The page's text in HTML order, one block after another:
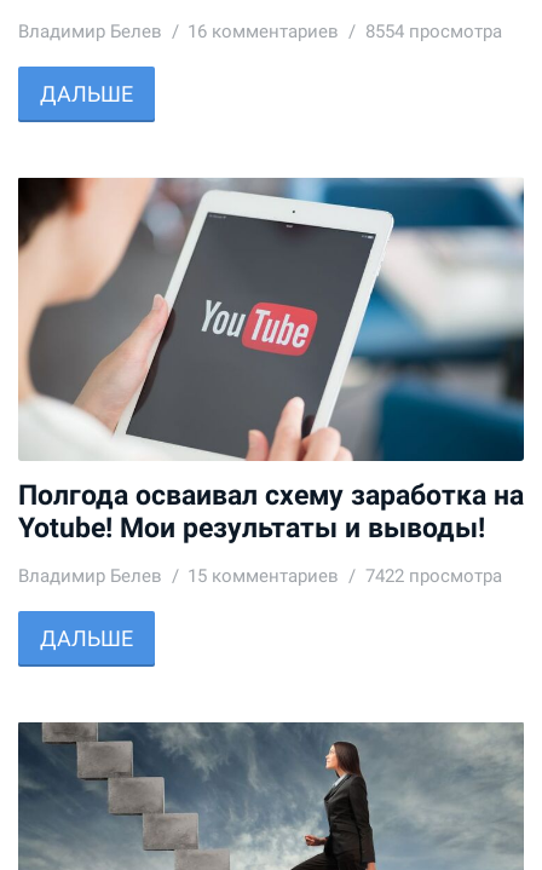
Владимир Белев 16 комментариев 8554 просмотра
ДАЛЬШЕ
Полгода осваивал схему заработка на
Yotube! Мои результаты и выводы!
Владимир Белев 15 комментариев 7422 просмотра
ДАЛЬШЕ